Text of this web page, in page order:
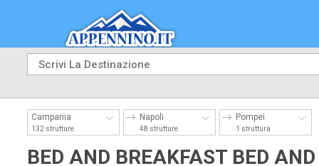
Campania
132 strutture
Napoli
48 strutture
Pompei
1 struttura
BED AND BREAKFAST BED